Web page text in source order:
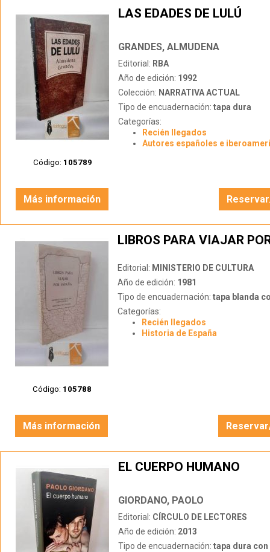
Código: 105789
LAS EDADES DE LULÚ
GRANDES, ALMUDENA
Editorial: RBA
Año de edición: 1992
Colección: NARRATIVA ACTUAL
Tipo de encuadernación: tapa dura
Categorías:
Recién llegados
Autores españoles e
Más información
Código: 105788
LIBROS PARA VIAJAR
Editorial: MINISTERIO DE CULTURA
Año de edición: 1981
Tipo de encuadernación: tapa blanda
Categorías:
Recién llegados
Historia de España
Más información
EL CUERPO HUMANO
GIORDANO, PAOLO
Editorial: CÍRCULO DE LECTORES
Año de edición: 2013
Tipo de encuadernación: tapa dura con